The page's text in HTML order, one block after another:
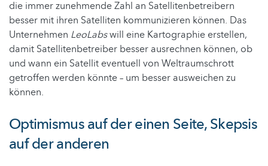
die immer zunehmende Zahl an Satellitenbetreibern
besser mit ihren Satelliten kommunizieren können. Das
Unternehmen LeoLabswill eine Kartographie erstellen,
damit Satellitenbetreiber besser ausrechnen können, ob
und wann ein Satellit eventuell von Weltraumschrott
getroffen werden könnte – um besser ausweichen zu
können.
Optimismus auf der einen Seite, Skepsis
auf der anderen